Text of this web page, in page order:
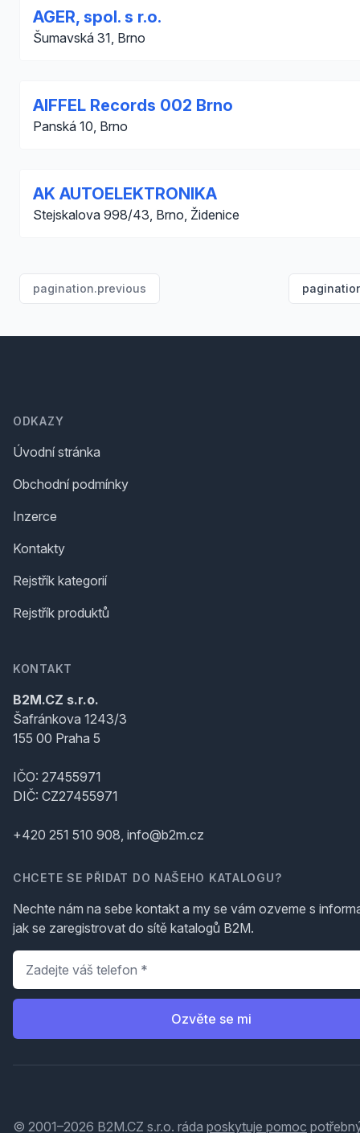
AGER, spol. s r.o.
Šumavská 31, Brno
AIFFEL Records 002 Brno
Panská 10, Brno
AK AUTOELEKTRONIKA
Stejskalova 998/43, Brno, Židenice
pagination.previous
ODKAZY
Úvodní stránka
Obchodní podmínky
Inzerce
Kontakty
Rejstřík kategorií
Rejstřík produktů
KONTAKT
B2M.CZ s.r.o.
Šafránkova 1243/3
155 00 Praha 5
IČO: 27455971
DIČ: CZ27455971
+420 251 510 908, info@b2m.cz
CHCETE SE PŘIDAT DO NAŠEHO KATALOGU?
Nechte nám na sebe kontakt a my se vám ozveme s
jak se zaregistrovat do sítě katalogů B2M.
Telefon
Ozvěte se mi
© 2001–2026 B2M.CZ s.r.o. ráda poskytuje pomoc